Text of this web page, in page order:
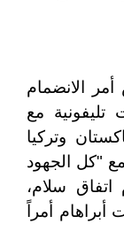
الانضمام
تليفونية مع
وتركيا
"كل الجهود
اتفاق سلام،
أمراً